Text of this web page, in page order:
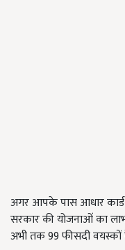
अगर आपके पास आधार कार्ड
सरकार की योजनाओं का
अभी तक 99 फीसदी